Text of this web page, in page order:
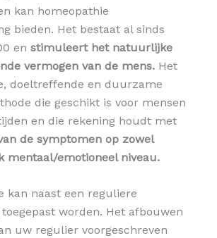
kan homeopathie
bieden. Het bestaat al sinds
en stimuleert het natuurlijke
vermogen van de mens. Het
doeltreffende en duurzame
die geschikt is voor mensen
en die rekening houdt met
de symptomen op zowel
mentaal/emotioneel niveau.
kan naast een reguliere
worden. Het afbouwen
uw regulier voorgeschreven